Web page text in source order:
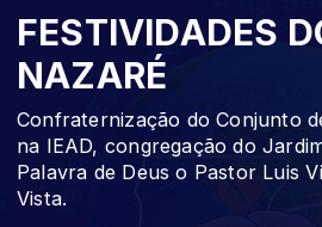
FESTIVIDADES
NAZARÉ
Confraternização do Conjunto
na IEAD, congregação do
Palavra de Deus o Pastor Luis
Vista.